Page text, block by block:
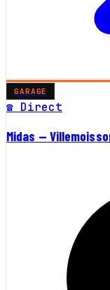
GARAGE
☎ Direct
Midas —